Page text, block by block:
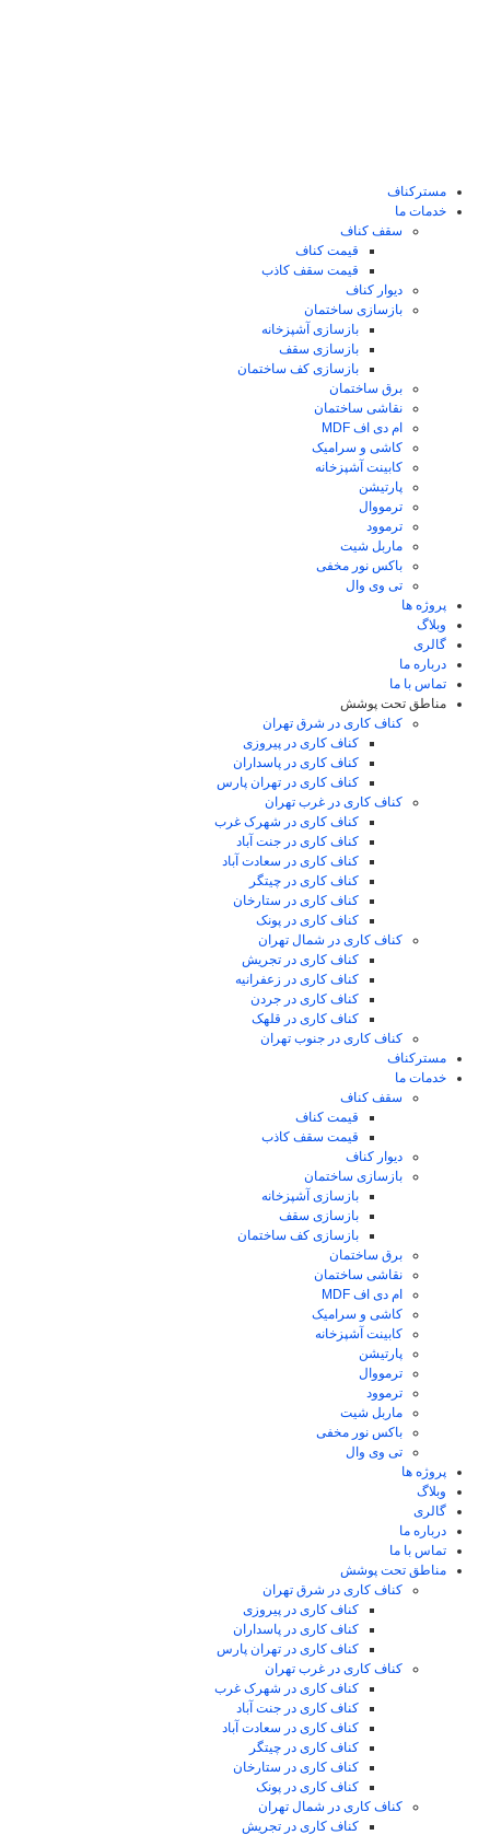
مسترکناف
خدمات ما
سقف کناف
قیمت کناف
قیمت سقف کاذب
دیوار کناف
بازسازی ساختمان
بازسازی آشپزخانه
بازسازی سقف
بازسازی کف ساختمان
برق ساختمان
نقاشی ساختمان
ام دی اف MDF
کاشی و سرامیک
کابینت آشپزخانه
پارتیشن
ترمووال
ترموود
ماربل شیت
باکس نور مخفی
تی وی وال
پروژه ها
وبلاگ
گالری
درباره ما
تماس با ما
مناطق تحت پوشش
کناف کاری در شرق تهران
کناف کاری در پیروزی
کناف کاری در پاسداران
کناف کاری در تهران پارس
کناف کاری در غرب تهران
کناف کاری در شهرک غرب
کناف کاری در جنت آباد
کناف کاری در سعادت آباد
کناف کاری در چیتگر
کناف کاری در ستارخان
کناف کاری در پونک
کناف کاری در شمال تهران
کناف کاری در تجریش
کناف کاری در زعفرانیه
کناف کاری در جردن
کناف کاری در قلهک
کناف کاری در جنوب تهران
مسترکناف
خدمات ما
سقف کناف
قیمت کناف
قیمت سقف کاذب
دیوار کناف
بازسازی ساختمان
بازسازی آشپزخانه
بازسازی سقف
بازسازی کف ساختمان
برق ساختمان
نقاشی ساختمان
ام دی اف MDF
کاشی و سرامیک
کابینت آشپزخانه
پارتیشن
ترمووال
ترموود
ماربل شیت
باکس نور مخفی
تی وی وال
پروژه ها
وبلاگ
گالری
درباره ما
تماس با ما
مناطق تحت پوشش
کناف کاری در شرق تهران
کناف کاری در پیروزی
کناف کاری در پاسداران
کناف کاری در تهران پارس
کناف کاری در غرب تهران
کناف کاری در شهرک غرب
کناف کاری در جنت آباد
کناف کاری در سعادت آباد
کناف کاری در چیتگر
کناف کاری در ستارخان
کناف کاری در پونک
کناف کاری در شمال تهران
کناف کاری در تجریش